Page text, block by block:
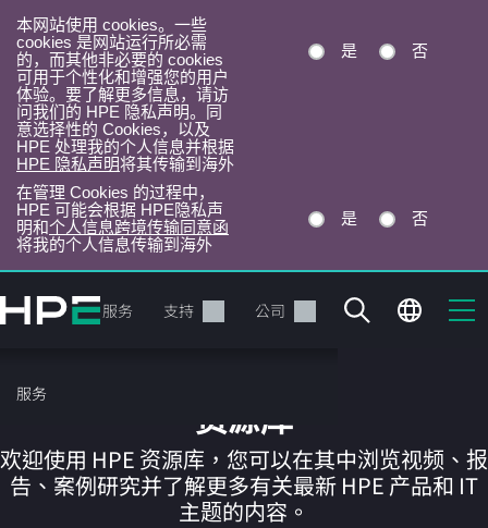
本网站使用 cookies。一些
cookies 是网站运行所必需
的，而其他非必要的 cookies
可用于个性化和增强您的用户
体验。要了解更多信息，请访
问我们的 HPE 隐私声明。同
意选择性的 Cookies，以及
HPE 处理我的个人信息并根据
HPE 隐私声明将其传输到海外
是 否
在管理 Cookies 的过程中，
HPE 可能会根据 HPE隐私声
明和个人信息跨境传输同意函
将我的个人信息传输到海外
是 否
转
到
目
录
产品 服务 支持 公司
服务 资源库
欢迎使用 HPE 资源库，您可以在其中浏览视频、报
告、案例研究并了解更多有关最新 HPE 产品和 IT
主题的内容。